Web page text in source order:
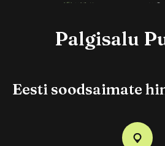
Torkav Kuusk "Glauca
Globosa"
Palgisalu
Eesti soodsaimate